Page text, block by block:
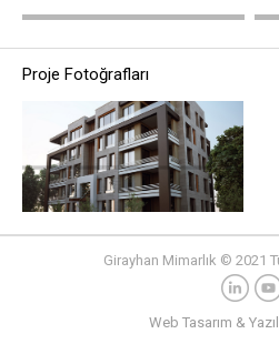
SELÇUKLU/KONYA
Proje Fotoğrafları
Girayhan Mimarlık © 2021
Web Tasarım &